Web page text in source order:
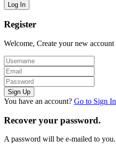
Register
Welcome, Create your new account
You have an account? Go to Sign In
Recover your password.
A password will be e-mailed to you.